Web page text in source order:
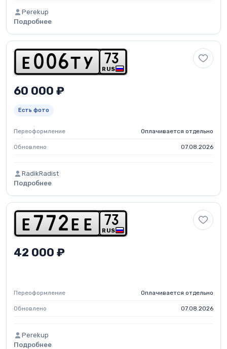
Perekup
Подробнее
e 0 0 6 t y RUS
73
60 000 ₽
Есть фото
Переоформление Оплачивается отдельно
Обновлено 07.08.2026
RadikRadist
Подробнее
e 7 7 2 e e RUS
73
42 000 ₽
Переоформление Оплачивается отдельно
Обновлено 07.08.2026
Perekup
Подробнее